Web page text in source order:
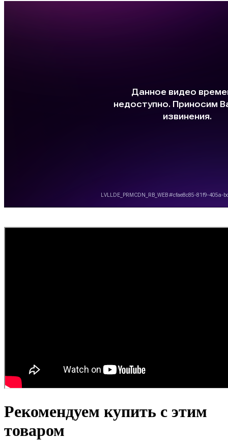
Рекомендуем купить с этим
товаром